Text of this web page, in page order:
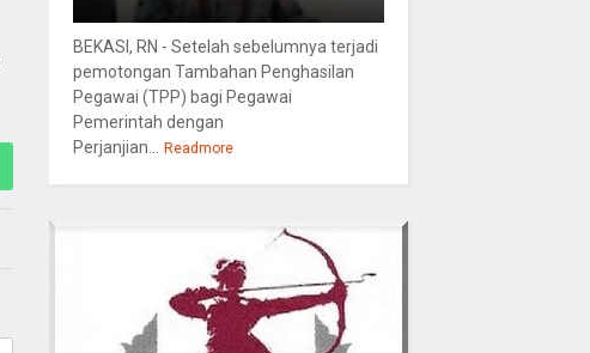
BEKASI, RN - Setelah sebelumnya terjadi
pemotongan Tambahan Penghasilan
Pegawai (TPP) bagi Pegawai
Pemerintah dengan
Perjanjian...
Readmore